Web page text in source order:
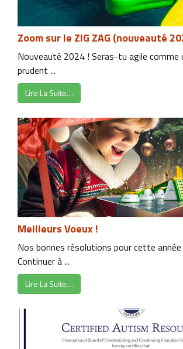
Zoom sur le ZIG ZAG (nouveauté
Nouveauté 2024 ! Seras-tu agile comme
prudent ...
Lire La Suite…
Meilleurs Voeux !
Nos bonnes résolutions pour cette
Continuer à ...
Lire La Suite…